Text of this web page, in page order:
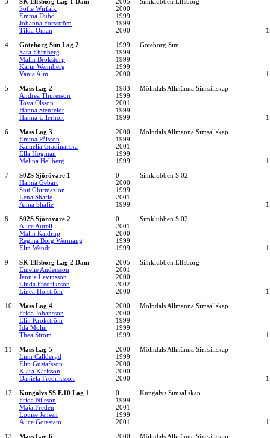
Sofie Wirfalk
2000
Emma Dubo
1999
Johanna Forsström
1999
Tilda Öman
2000
4
Göteborg Sim Lag 2 1999
Göteborg Sim
Sara Ehrnberg
1999
Malin Brokstorp
1999
Karin Wennberg
1999
Vanja Alm
2000
5
Mass Lag 2 1983
Mölndals Allmänna Simsällskap
Andrea Thuresson
1999
Tova Olsson
2001
Hanna Stenfeldt
1999
Hanna Ullerholt
1999
6
Mass Lag 3 2000
Mölndals Allmänna Simsällskap
Emma Pålsson
1999
Kamelia Gradinarska
2001
Ella Högman
1999
Melina Hellberg
1999
7
S02S Sjörövare 1 0
Simklubben S 02
Hanna Gebart
2000
Snit Ghirmazion
1999
Lena Shafie
2001
Anna Shafie
1999
8
S02S Sjörövare 2 0
Simklubben S 02
Alice Aurell
2001
Malin Kaldrup
2000
Regina Borg Wermäng
1999
Elin Wendt
1999
9
SK Elfsborg Lag 2 Dam 2005
Simklubben Elfsborg
Emelie Andersson
2001
Jennie Levinsson
2000
Linda Fredriksson
2002
Linea Holström
2000
10
Mass Lag 4 2000
Mölndals Allmänna Simsällskap
Frida Johansson
2000
Elin Krokström
1999
Ida Molin
1999
Thea Ström
1999
11
Mass Lag 5 2000
Mölndals Allmänna Simsällskap
Linn Callderyd
1999
Elin Gustafsson
2000
Klara Karlsson
2000
Daniela Fredriksson
2000
12
Kungälvs SS F.10 Lag 1 0
Kungälvs Simsällskap
Frida Nilsson
1999
Maja Freden
2001
Louise Jensen
1999
Alice Götestam
2001
13
Mass Lag 6 2000
Mölndals Allmänna Simsällskap